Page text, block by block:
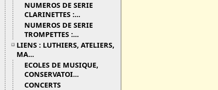
NUMEROS DE SERIE
CLARINETTES :...
NUMEROS DE SERIE
TROMPETTES :...
LIENS : LUTHIERS, ATELIERS,
MA...
ECOLES DE MUSIQUE,
CONSERVATOI...
CONCERTS